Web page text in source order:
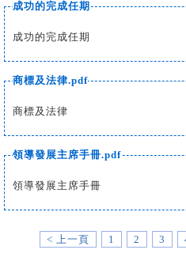
成功的完成任期
成功的完成任期
商標及法律.pdf
商標及法律
領導發展主席手冊.pdf
領導發展主席手冊
< 上一頁 1 2 3